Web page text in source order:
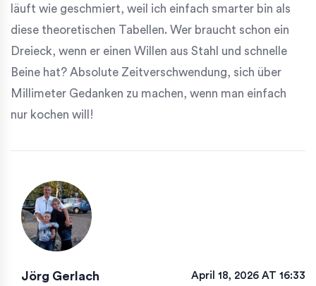
läuft wie geschmiert, weil ich einfach smarter bin als
diese theoretischen Tabellen. Wer braucht schon ein
Dreieck, wenn er einen Willen aus Stahl und schnelle
Beine hat? Absolute Zeitverschwendung, sich über
Millimeter Gedanken zu machen, wenn man einfach
nur kochen will!
Jörg Gerlach April 18, 2026 AT 16:33